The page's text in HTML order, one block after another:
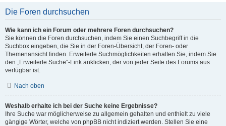
Die Foren durchsuchen
Wie kann ich ein Forum oder mehrere Foren durchsuchen?
Sie können die Foren durchsuchen, indem Sie einen Suchbegriff in die
Suchbox eingeben, die Sie in der Foren-Übersicht, der Foren- oder
Themenansicht finden. Erweiterte Suchmöglichkeiten erhalten Sie, indem Sie
den „Erweiterte Suche“-Link anklicken, der von jeder Seite des Forums aus
verfügbar ist.
Nach oben
Weshalb erhalte ich bei der Suche keine Ergebnisse?
Ihre Suche war möglicherweise zu allgemein gehalten und enthielt zu viele
gängige Wörter, welche von phpBB nicht indiziert werden. Stellen Sie eine